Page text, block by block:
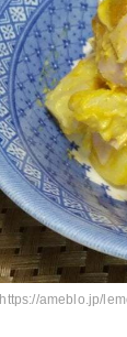
https://ameblo.jp/